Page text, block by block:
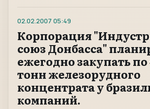
02.02.2007 05:49
Корпорация
союз Донбасса"
ежегодно закупать
тонн железорудного
концентрата у
компаний.